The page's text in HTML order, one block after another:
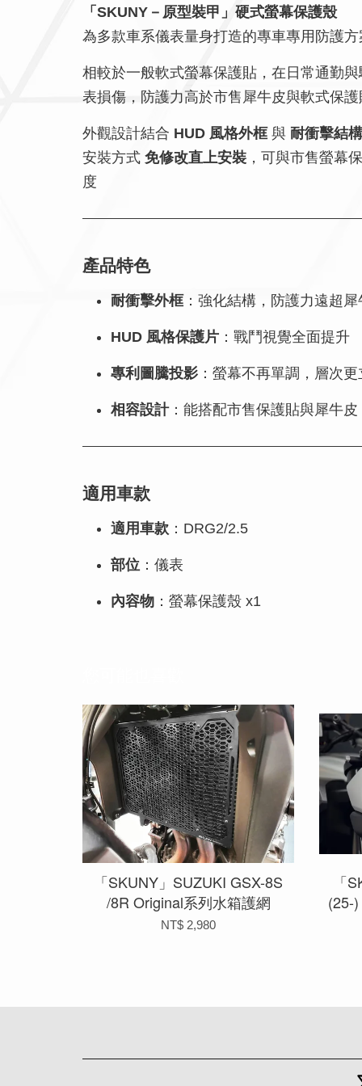
「SKUNY－原型裝甲」硬式螢幕保護殼
為多款車系儀表量身打造的專車專用防護
相較於一般軟式螢幕保護貼，在日常通勤
表損傷，防護力高於市售犀牛皮與軟式保護
外觀設計結合 HUD 風格外框與 耐衝擊結構
安裝方式 免修改直上安裝 ，可與市售螢幕
度
產品特色
耐衝擊外框：強化結構，防護力遠超犀
HUD 風格保護片 ：戰鬥視覺全面提升
專利圖騰投影 ：螢幕不再單調，層次
相容設計：能搭配市售保護貼與犀牛
適用車款
適用車款 ：DRG2/2.5
部位 ：儀表
內容物 ：螢幕保護殼 x1
「SKUNY」SUZUKI GSX-8S
/8R Original系列水箱護網
NT$ 2,980
「
(25-